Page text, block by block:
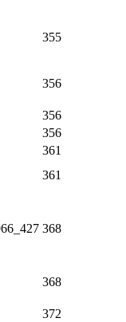
355
356
356
356
361
361
368
368
372